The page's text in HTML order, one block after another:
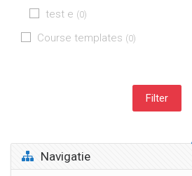
test e (0)
Course templates (0)
Navigatie overslaan
Navigatie